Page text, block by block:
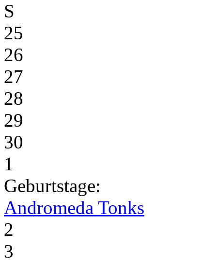
S
25
26
27
28
29
30
1
Geburtstage:
Andromeda Tonks
2
3